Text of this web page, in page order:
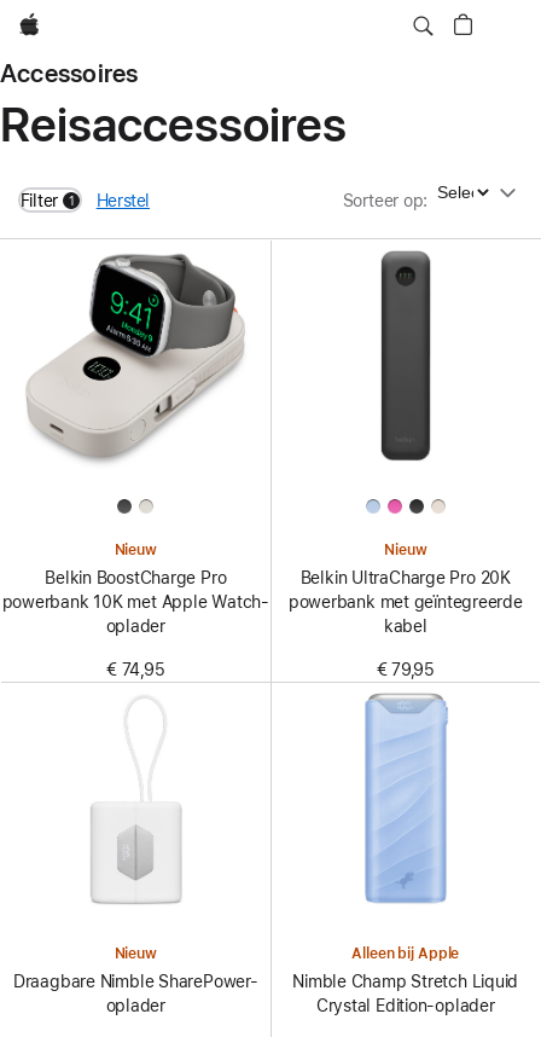
Apple
Accessoires
Reisaccessoires
Filter 1
filters active
Herstel Sorteer op: Sorteer op
Nieuw
Belkin BoostCharge Pro
powerbank 10K met Apple Watch-
oplader
€ 74,95
Nieuw
Belkin UltraCharge Pro 20K
powerbank met geïntegreerde
kabel
€ 79,95
Nieuw
Draagbare Nimble SharePower-
oplader
Alleen bij Apple
Nimble Champ Stretch Liquid
Crystal Edition-oplader